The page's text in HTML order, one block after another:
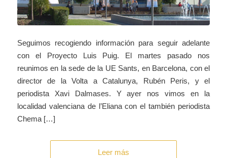
Seguimos recogiendo información para seguir adelante
con el Proyecto Luis Puig. El martes pasado nos
reunimos en la sede de la UE Sants, en Barcelona, con el
director de la Volta a Catalunya, Rubén Peris, y el
periodista Xavi Dalmases. Y ayer nos vimos en la
localidad valenciana de l’Eliana con el también periodista
Chema […]
Leer más